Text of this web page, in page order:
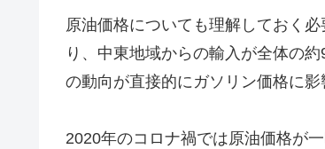
原油価格についても理解しておく
り、中東地域からの輸入が全体の
の動向が直接的にガソリン価格に影
2020年のコロナ禍では原油価格が